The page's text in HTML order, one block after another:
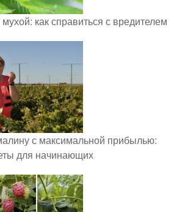
как справиться с вредителем
с максимальной прибылью:
для начинающих